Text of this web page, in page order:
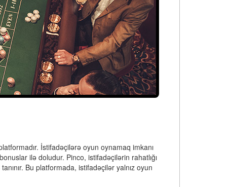
İstifadəçilərə oyun oynamaq imkanı
ilə doludur. Pinco, istifadəçilərin rahatlığı
Bu platformada, istifadəçilər yalnız oyun